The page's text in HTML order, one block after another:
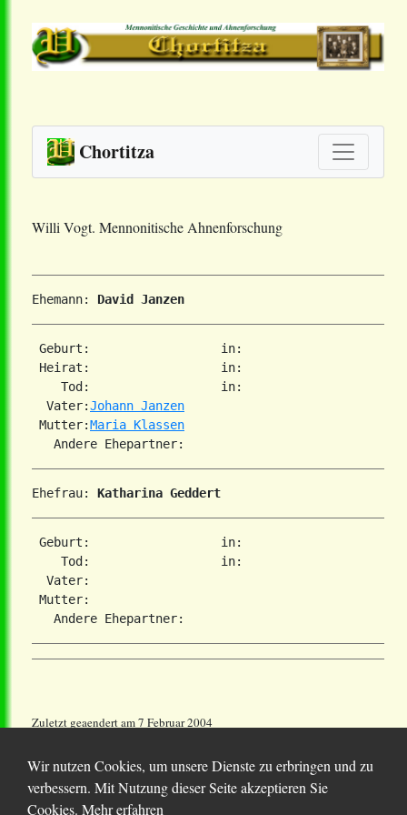
Chortitza
Willi Vogt. Mennonitische Ahnenforschung
Ehemann: David Janzen
Geburt:                  in:
Heirat:                  in:
    Tod:                  in:
  Vater:
Johann Janzen
Mutter:Maria Klassen
Ehefrau: Katharina Geddert
Geburt:                  in:
    Tod:                  in:
  Vater:
Mutter:
Zuletzt geaendert am 7 Februar 2004
Wir nutzen Cookies, um unsere Dienste zu erbringen und zu
verbessern. Mit Nutzung dieser Seite akzeptieren Sie
Cookies. Mehr erfahren